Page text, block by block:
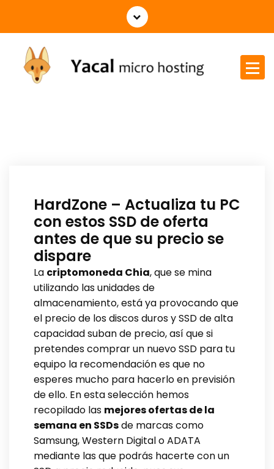
HardZone – Actualiza tu PC
con estos SSD de oferta
antes de que su precio se
dispare
La criptomoneda Chia, que se mina
utilizando las unidades de
almacenamiento, está ya provocando que
el precio de los discos duros y SSD de alta
capacidad suban de precio, así que si
pretendes comprar un nuevo SSD para tu
equipo la recomendación es que no
esperes mucho para hacerlo en previsión
de ello. En esta selección hemos
recopilado las mejores ofertas de la
semana en SSDsde marcas como
Samsung, Western Digital o ADATA
mediante las que podrás hacerte con un